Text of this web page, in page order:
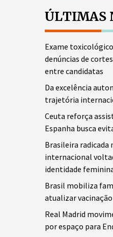
ÚLTIMAS
Exame
denúncias de
entre candidatas
Da excelência
trajetória
Ceuta reforça
Espanha busca
Brasileira radicada
internacional
identidade
Brasil mobiliza
atualizar
Real Madrid
por espaço para